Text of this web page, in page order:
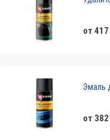
от
Эмаль
от